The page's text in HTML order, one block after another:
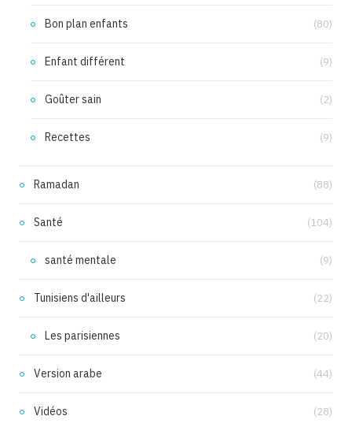
Bon plan enfants (80)
Enfant différent (9)
Goûter sain (2)
Recettes (9)
Ramadan (88)
Santé (104)
santé mentale (9)
Tunisiens d'ailleurs (22)
Les parisiennes (20)
Version arabe (44)
Vidéos (28)